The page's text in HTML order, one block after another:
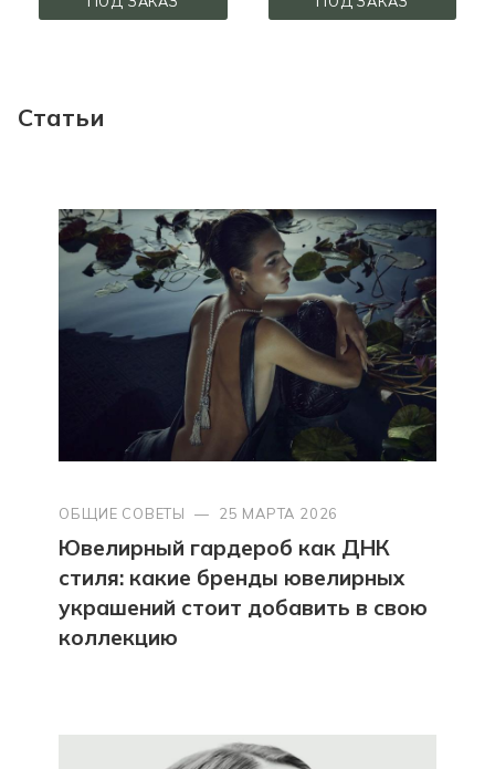
Статьи
ОБЩИЕ СОВЕТЫ — 25 МАРТА 2026
Ювелирный гардероб как ДНК
стиля: какие бренды ювелирных
украшений стоит добавить в свою
коллекцию